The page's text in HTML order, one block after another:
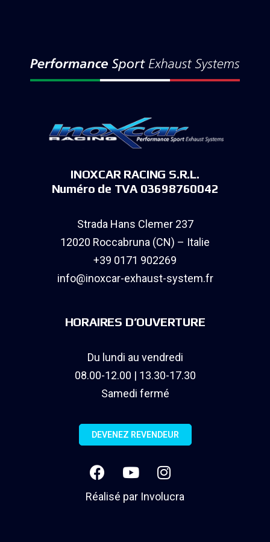
INOXCAR RACING S.R.L.
Numéro de TVA 03698760042
Strada Hans Clemer 237
12020 Roccabruna (CN) – Italie
+39 0171 902269
info@inoxcar-exhaust-system.fr
HORAIRES D’OUVERTURE
Du lundi au vendredi
08.00-12.00 | 13.30-17.30
Samedi fermé
DEVENEZ REVENDEUR
Réalisé par Involucra